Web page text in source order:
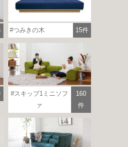
ショールームを開催！
のソファをお試しくだ
さい。
日時は予約制
詳しくはこちら
つみきの木 15件
スキップ1ミニソフ
ァ
160
件